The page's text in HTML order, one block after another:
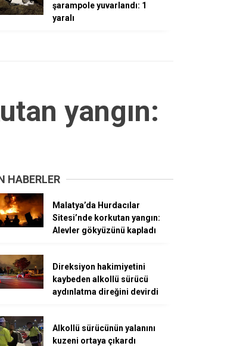
şarampole yuvarlandı: 1
yaralı
yangın:
HABERLER
Malatya’da Hurdacılar
Sitesi’nde korkutan yangın:
Alevler gökyüzünü kapladı
Direksiyon hakimiyetini
kaybeden alkollü sürücü
aydınlatma direğini devirdi
Alkollü sürücünün yalanını
kuzeni ortaya çıkardı